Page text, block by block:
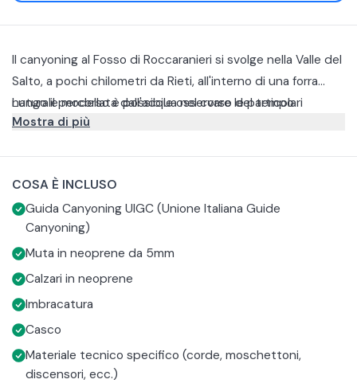
Il canyoning al Fosso di Roccaranieri si svolge nella Valle del
Salto, a pochi chilometri da Rieti, all'interno di una forra
naturale modellata dall'acqua nel corso del tempo.
Accompagnati da guide qualificate, si percorre un
particolarmente rigogliosa.
Lungo il percorso è possibile osservare le particolari
conformazioni della roccia create dall'erosione e
combinando attività sportiva, contatto con l'ambiente e
apprendimento delle tecniche base di progressione in
forra.
Mostra di più
COSA È INCLUSO
Guida Canyoning UIGC (Unione Italiana Guide
Canyoning)
Muta in neoprene da 5mm
Calzari in neoprene
Imbracatura
Casco
Materiale tecnico specifico (corde, moschettoni,
discensori, ecc.)